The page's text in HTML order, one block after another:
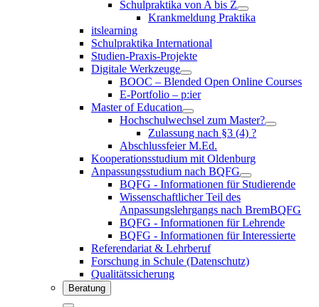
Schulpraktika von A bis Z
Krankmeldung Praktika
itslearning
Schulpraktika International
Studien-Praxis-Projekte
Digitale Werkzeuge
BOOC – Blended Open Online Courses
E-Portfolio – p:ier
Master of Education
Hochschulwechsel zum Master?
Zulassung nach §3 (4) ?
Abschlussfeier M.Ed.
Kooperationsstudium mit Oldenburg
Anpassungsstudium nach BQFG
BQFG - Informationen für Studierende
Wissenschaftlicher Teil des
Anpassungslehrgangs nach BremBQFG
BQFG - Informationen für Lehrende
BQFG - Informationen für Interessierte
Referendariat & Lehrberuf
Forschung in Schule (Datenschutz)
Qualitätssicherung
Beratung